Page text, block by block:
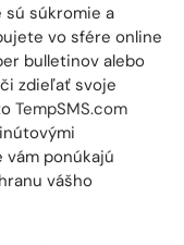
sú súkromie a
vo sfére online
bulletinov alebo
zdieľať svoje
TempSMS.com
ponúkajú
vášho